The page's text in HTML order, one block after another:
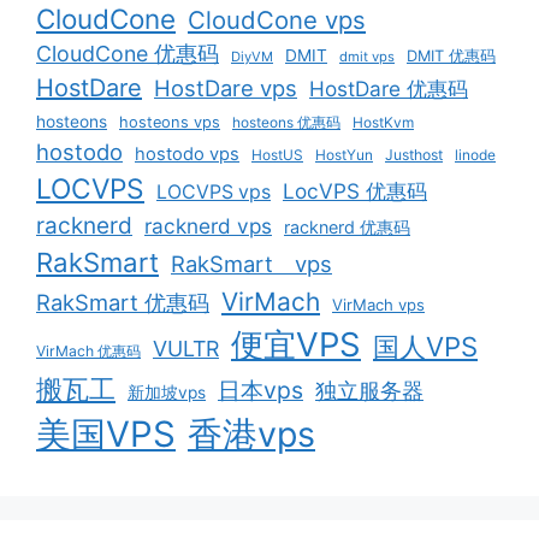
CloudCone CloudCone vps
CloudCone 优惠码 DiyVM DMIT dmit vps DMIT 优惠码
HostDare HostDare vps HostDare 优惠码
hosteons hosteons vps hosteons 优惠码 HostKvm
hostodo hostodo vps HostUS HostYun Justhost linode
LOCVPS LOCVPS vps LocVPS 优惠码
racknerd racknerd vps racknerd 优惠码
RakSmart RakSmart vps
RakSmart 优惠码 VirMach VirMach vps
VirMach 优惠码 VULTR 便宜VPS 国人VPS
搬瓦工
新加坡vps 日本vps 独立服务器
美国VPS 香港vps